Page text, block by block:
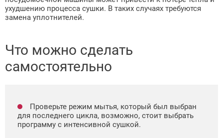
ухудшению процесса сушки. В таких случаях требуются
замена уплотнителей.
Что можно сделать
самостоятельно
Проверьте режим мытья, который был выбран
для последнего цикла, возможно, стоит выбрать
программу с интенсивной сушкой.